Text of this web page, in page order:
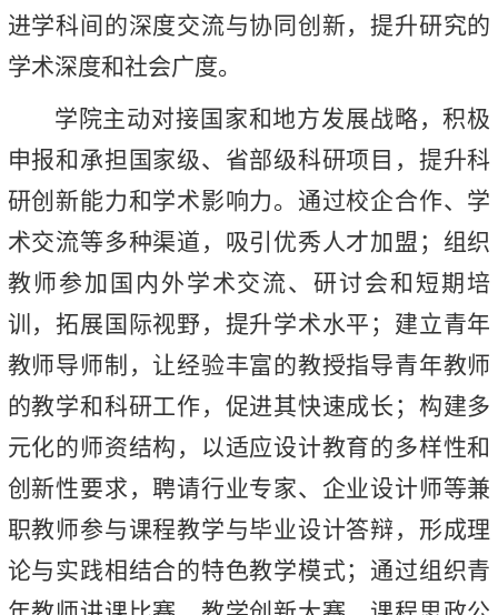
进学科间的深度交流与协同创新，提升研究的
学术深度和社会广度。
学院主动对接国家和地方发展战略，积极
申报和承担国家级、省部级科研项目，提升科
研创新能力和学术影响力。 通过校企合作、学
术交流等多种渠道，吸引优秀人才加盟；组织
教师参加国内外学术交流、研讨会和短期培
训，拓展国际视野，提升学术水平；建立青年
教师导师制，让经验丰富的教授指导青年教师
的教学和科研工作，促进其快速成长；构建多
元化的师资结构，以适应设计教育的多样性和
创新性要求，聘请行业专家、企业设计师等兼
职教师参与课程教学与毕业设计答辩，形成理
论与实践相结合的特色教学模式；通过组织青